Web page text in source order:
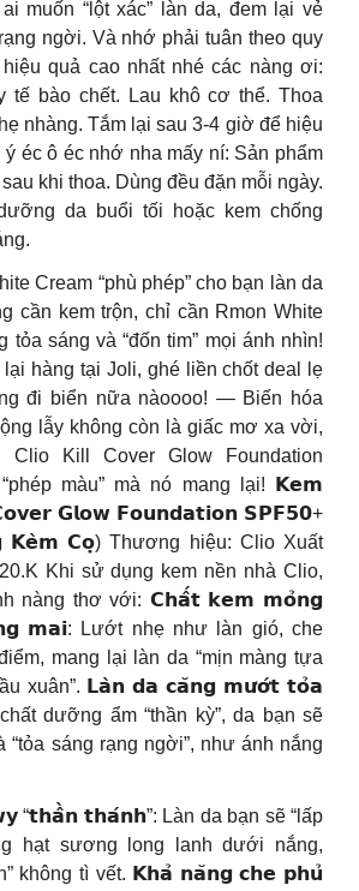
muốn “lột xác” làn da, đem lại vẻ
ngời. Và nhớ phải tuân theo quy
quả cao nhất nhé các nàng ơi:
tế bào chết. Lau khô cơ thể. Thoa
nhàng. Tắm lại sau 3-4 giờ để hiệu
éc ô éc nhớ nha mấy ní: Sản phẩm
khi thoa. Dùng đều đặn mỗi ngày.
da buổi tối hoặc kem chống
Cream “phù phép” cho bạn làn da
cần kem trộn, chỉ cần Rmon White
tỏa sáng và “đốn tim” mọi ánh nhìn!
lại hàng tại Joli, ghé liền chốt deal lẹ
đi biển nữa nàoooo! — Biến hóa
lẫy không còn là giấc mơ xa vời,
Clio Kill Cover Glow Foundation
màu” mà nó mang lại! 𝗞𝗲𝗺
𝗖𝗼𝘃𝗲𝗿 𝗚𝗹𝗼𝘄 𝗙𝗼𝘂𝗻𝗱𝗮𝘁𝗶𝗼𝗻 𝗦𝗣𝗙𝟱𝟬+
𝗖𝗼̣) Thương hiệu: Clio Xuất
Khi sử dụng kem nền nhà Clio,
nàng thơ với: 𝗖𝗵𝗮̂́𝘁 𝗸𝗲𝗺 𝗺𝗼̉𝗻𝗴
𝗺𝗮𝗶: Lướt nhẹ như làn gió, che
mang lại làn da “mịn màng tựa
xuân”. 𝗟𝗮̀𝗻 𝗱𝗮 𝗰𝗮̆𝗻𝗴 𝗺𝘂̛𝗼̛́𝘁 𝘁𝗼̉𝗮
dưỡng ẩm “thần kỳ”, da bạn sẽ
“tỏa sáng rạng ngời”, như ánh nắng
“𝘁𝗵𝗮̂̀𝗻 𝘁𝗵𝗮́𝗻𝗵”: Làn da bạn sẽ “lấp
hạt sương long lanh dưới nắng,
không tì vết. 𝗞𝗵𝗮̉ 𝗻𝗮̆𝗻𝗴 𝗰𝗵𝗲 𝗽𝗵𝘂̉